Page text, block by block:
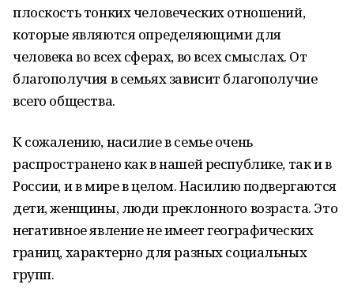
плоскость тонких человеческих отношений,
которые являются определяющими для
человека во всех сферах, во всех смыслах. От
благополучия в семьях зависит благополучие
всего общества.
К сожалению, насилие в семье очень
распространено как в нашей республике, так и в
России, и в мире в целом. Насилию подвергаются
дети, женщины, люди преклонного возраста. Это
негативное явление не имеет географических
границ, характерно для разных социальных
групп.